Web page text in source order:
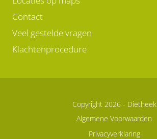
Contact
Veel gestelde vragen
Klachtenprocedure
Copyright 2026 - Diëtheek
Algemene Voorwaarden
Privacyverklaring